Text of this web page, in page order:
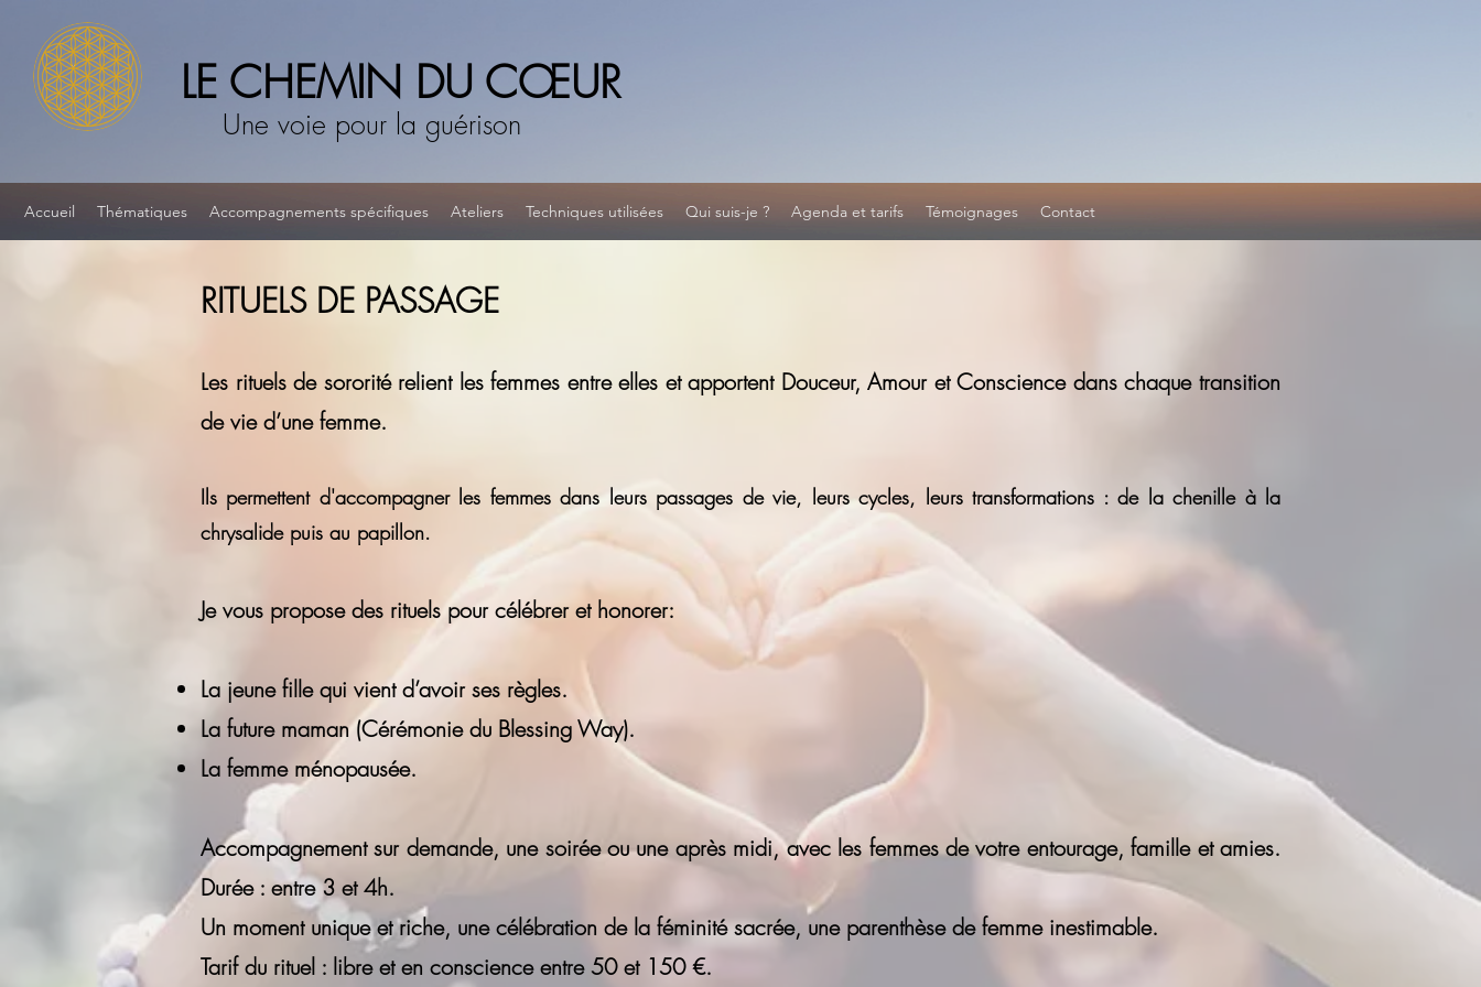
Une voie pour la guérison
Accueil Thématiques Accompagnements spécifiques Ateliers Techniques utilisées Qui suis-je ? Agenda et tarifs Témoignages Contact
RITUELS DE PASSAGE
Les rituels de sororité relient les femmes entre elles et apportent Douceur, Amour et Conscience dans chaque transition
de vie d’une femme.
Ils permettent d'accompagner les femmes dans leurs passages de vie, leurs cycles, leurs transformations : de la chenille à la
chrysalide puis au papillon.
Je vous propose des rituels pour célébrer et honorer:
La jeune fille qui vient d’avoir ses règles.
La future maman (Cérémonie du Blessing Way).
La femme ménopausée.
Accompagnement sur demande, une soirée ou une après midi, avec les femmes de votre entourage, famille et amies.
Durée : entre 3 et 4h.
Un moment unique et riche, une célébration de la féminité sacrée, une parenthèse de femme inestimable.
Tarif du rituel : libre et en conscience entre 50 et 150 €.
LE CHEMIN DU CŒUR